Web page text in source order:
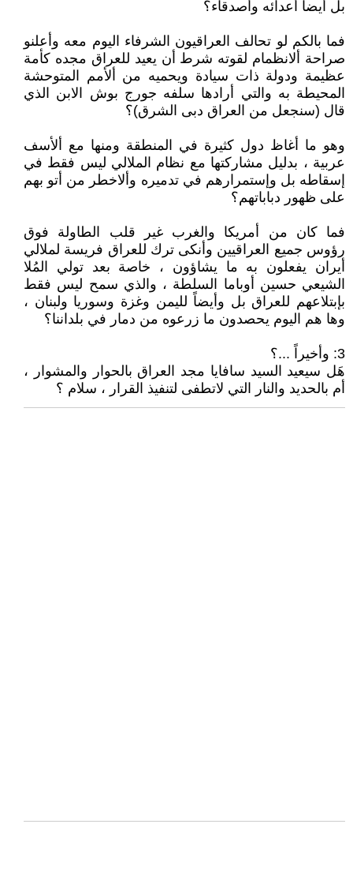
بل أيضاً أعدائه وأصدقاء؟
فما بالكم لو تحالف العراقيون الشرفاء اليوم معه وأعلنو
صراحة ألانظمام لقوته شرط أن يعيد للعراق مجده كأمة
عظيمة ودولة ذات سيادة ويحميه من ألأمم المتوحشة
المحيطة به والتي أرادها سلفه جورج بوش الابن الذي
قال (سنجعل من العراق دبى الشرق)؟
وهو ما أغاظ دول كثيرة في المنطقة ومنها مع ألأسف
عربية ، بدليل مشاركتها مع نظام الملالي ليس فقط في
إسقاطه بل وإستمرارهم في تدميره وألاخطر من أتو بهم
على ظهور دباباتهم؟
فما كان من أمريكا والغرب غير قلب الطاولة فوق
رؤوس جميع العراقيين وأنكى ترك للعراق فريسة لملالي
أيران يفعلون به ما يشاؤون ، خاصة بعد تولي المُلا
الشيعي حسين أوباما السلطة ، والذي سمح ليس فقط
بإبتلاعهم للعراق بل وأيضاً لليمن وغزة وسوريا ولبنان ،
وها هم اليوم يحصدون ما زرعوه من دمار في بلداننا؟
3: وأخيراً ...؟
هَل سيعيد السيد سافايا مجد العراق بالحوار والمشوار ،
أم بالحديد والنار التي لاتطفى لتنفيذ القرار ، سلام ؟